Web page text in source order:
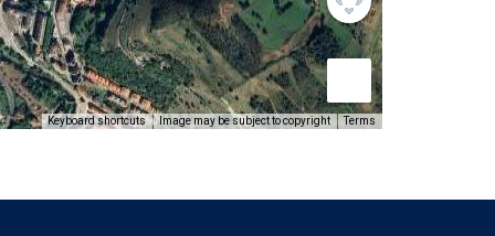
Keyboard shortcuts Image may be subject to copyright Terms